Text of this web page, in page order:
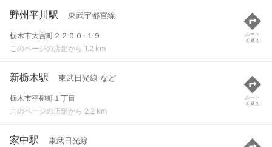
野州平川駅 東武宇都宮線
栃木市大宮町２２９０-１９
このページの店舗から 1.2 km
ルート
を見る
新栃木駅 東武日光線 など
栃木市平柳町１丁目
このページの店舗から 2.2 km
ルート
を見る
家中駅 東武日光線